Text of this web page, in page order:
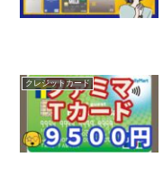
クレジットカード